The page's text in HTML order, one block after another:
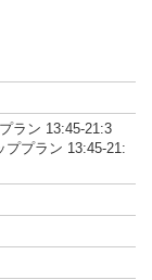
ラン 13:45-21:3
ププラン 13:45-21: